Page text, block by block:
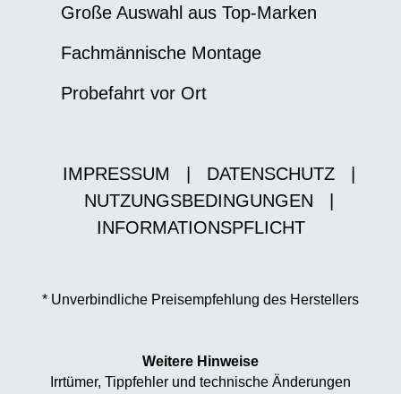
Große Auswahl aus Top-Marken
Fachmännische Montage
Probefahrt vor Ort
IMPRESSUM DATENSCHUTZ
NUTZUNGSBEDINGUNGEN
INFORMATIONSPFLICHT
* Unverbindliche Preisempfehlung des Herstellers
Weitere Hinweise
Irrtümer, Tippfehler und technische Änderungen